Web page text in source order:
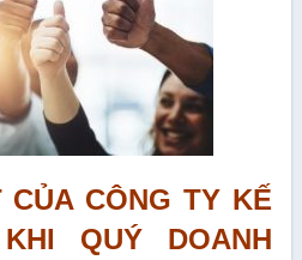
CỦA CÔNG TY KẾ
QUÝ DOANH